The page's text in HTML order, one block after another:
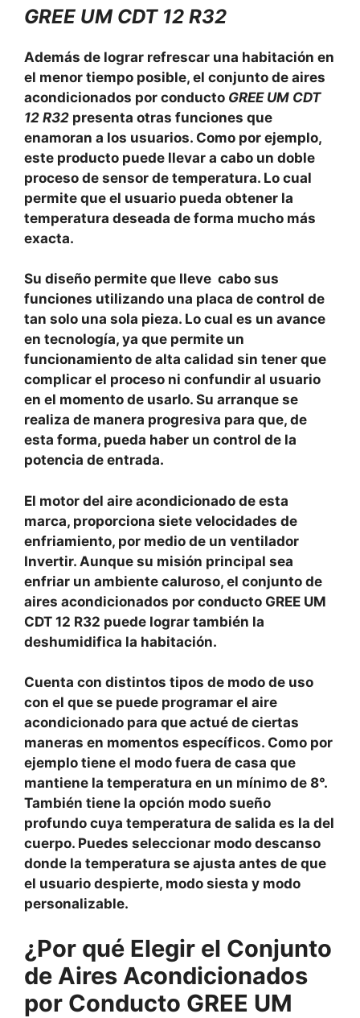
GREE UM CDT 12 R32
Además de lograr refrescar una habitación en
el menor tiempo posible, el conjunto de aires
acondicionados por conducto GREE UM CDT
12 R32 presenta otras funciones que
enamoran a los usuarios. Como por ejemplo,
este producto puede llevar a cabo un doble
proceso de sensor de temperatura. Lo cual
permite que el usuario pueda obtener la
temperatura deseada de forma mucho más
exacta.
Su diseño permite que lleve cabo sus
funciones utilizando una placa de control de
tan solo una sola pieza. Lo cual es un avance
en tecnología, ya que permite un
funcionamiento de alta calidad sin tener que
complicar el proceso ni confundir al usuario
en el momento de usarlo. Su arranque se
realiza de manera progresiva para que, de
esta forma, pueda haber un control de la
potencia de entrada.
El motor del aire acondicionado de esta
marca, proporciona siete velocidades de
enfriamiento, por medio de un ventilador
Invertir. Aunque su misión principal sea
enfriar un ambiente caluroso, el conjunto de
aires acondicionados por conducto GREE UM
CDT 12 R32 puede lograr también la
deshumidifica la habitación.
Cuenta con distintos tipos de modo de uso
con el que se puede programar el aire
acondicionado para que actué de ciertas
maneras en momentos específicos. Como por
ejemplo tiene el modo fuera de casa que
mantiene la temperatura en un mínimo de 8°.
También tiene la opción modo sueño
profundo cuya temperatura de salida es la del
cuerpo. Puedes seleccionar modo descanso
donde la temperatura se ajusta antes de que
el usuario despierte, modo siesta y modo
personalizable.
¿Por qué Elegir el Conjunto
de Aires Acondicionados
por Conducto GREE UM